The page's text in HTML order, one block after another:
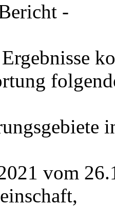
-
vom